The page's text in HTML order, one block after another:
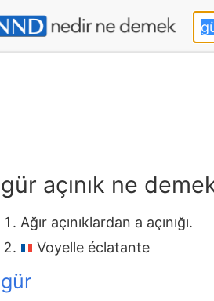
gür açınık ne
Ağır açınıklardan a açınığı.
Voyelle éclatante
gür